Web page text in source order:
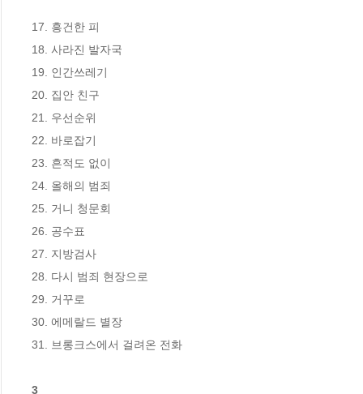
17. 흥건한 피
18. 사라진 발자국
19. 인간쓰레기
20. 집안 친구
21. 우선순위
22. 바로잡기
23. 흔적도 없이
24. 올해의 범죄
25. 거니 청문회
26. 공수표
27. 지방검사
28. 다시 범죄 현장으로
29. 거꾸로
30. 에메랄드 별장
31. 브롱크스에서 걸려온 전화
3